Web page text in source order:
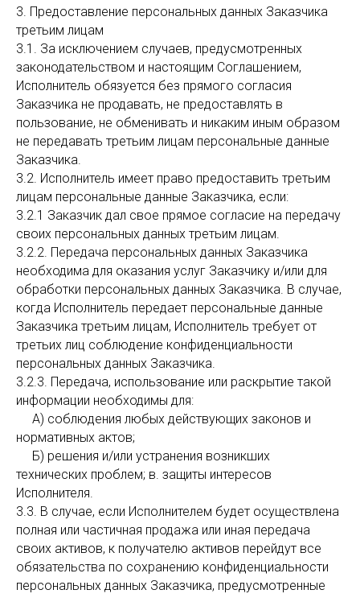
3. Предоставление персональных данных Заказчика
третьим лицам
3.1. За исключением случаев, предусмотренных
законодательством и настоящим Соглашением,
Исполнитель обязуется без прямого согласия
Заказчика не продавать, не предоставлять в
пользование, не обменивать и никаким иным образом
не передавать третьим лицам персональные данные
Заказчика.
3.2. Исполнитель имеет право предоставить третьим
лицам персональные данные Заказчика, если:
3.2.1 Заказчик дал свое прямое согласие на передачу
своих персональных данных третьим лицам.
3.2.2. Передача персональных данных Заказчика
необходима для оказания услуг Заказчику и/или для
обработки персональных данных Заказчика. В случае,
когда Исполнитель передает персональные данные
Заказчика третьим лицам, Исполнитель требует от
третьих лиц соблюдение конфиденциальности
персональных данных Заказчика.
3.2.3. Передача, использование или раскрытие такой
информации необходимы для:
А) соблюдения любых действующих законов и
нормативных актов;
Б) решения и/или устранения возникших
технических проблем; в. защиты интересов
Исполнителя.
3.3. В случае, если Исполнителем будет осуществлена
полная или частичная продажа или иная передача
своих активов, к получателю активов перейдут все
обязательства по сохранению конфиденциальности
персональных данных Заказчика, предусмотренные